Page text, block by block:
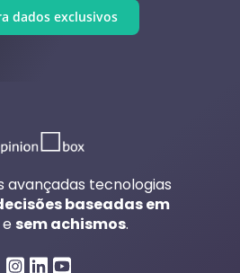
dados exclusivos
avançadas tecnologias
baseadas em
e sem achismos.